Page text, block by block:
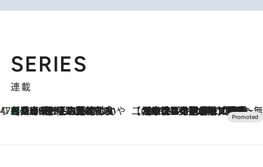
SERIES
連載
47都道府県の手みやげ ひんやりスイーツで夏を満喫
2026.8.8
【兵庫県】この夏絶対食べたい 冷やしておいしいおやつ3選 淡路島の恵みをジェラートに集約 【CREA×星野リゾート】唯一無二。癒しと発見が待つ場所へ
2026.8.7
【トンボの足水浴】ヒノキの香りに包まれて涼感マックス！約13℃の湧水かけ流しを避暑地「星野温泉 トンボの湯」で体験